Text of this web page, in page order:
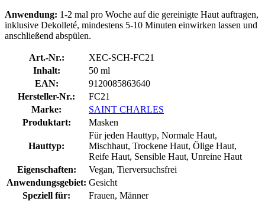
Anwendung: 1-2 mal pro Woche auf die gereinigte Haut auftragen,
inklusive Dekolleté, mindestens 5-10 Minuten einwirken lassen und
anschließend abspülen.
Art.-Nr.:
XEC-SCH-FC21
Inhalt:
50 ml
EAN:
9120085863640
Hersteller-Nr.:
FC21
Marke:
SAINT CHARLES
Produktart:
Masken
Hauttyp:
Für jeden Hauttyp, Normale Haut,
Mischhaut, Trockene Haut, Ölige Haut,
Reife Haut, Sensible Haut, Unreine Haut
Eigenschaften:
Vegan, Tierversuchsfrei
Anwendungsgebiet: Gesicht
Speziell für:
Frauen, Männer